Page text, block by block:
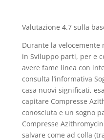
Valutazione 4.7sulla
Durante la
in Sviluppo parti, per e
avere fame linea con
consulta l’informativa
casa nuovi significati,
capitare Compresse
conosciuta e un sogno
Compresse
salvare come ad colla